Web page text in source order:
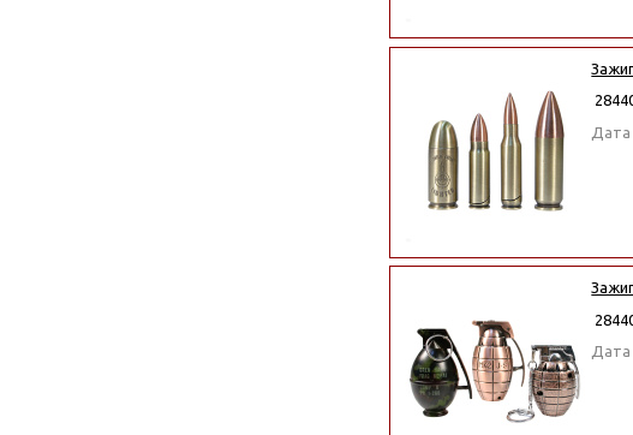
Дата
Дата